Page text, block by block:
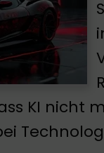
KI nicht